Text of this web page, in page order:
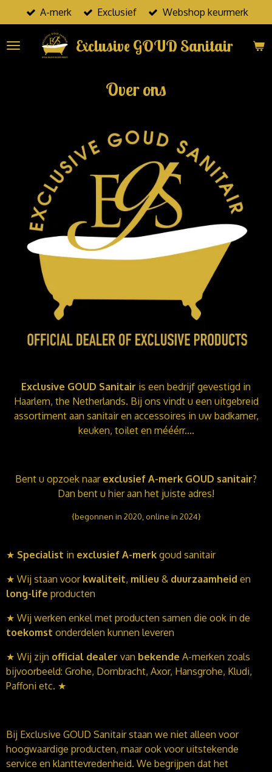
direct
naar
Exclusive GOUD Sanitair
A-merk Exclusief Webshop keurmerk
Over ons
Exclusive GOUD Sanitair is een bedrijf gevestigd in
Haarlem, the Netherlands. Bij ons vindt u een uitgebreid
assortiment aan sanitair en accessoires in uw badkamer,
keuken, toilet en mééérr....
Bent u opzoek naar exclusief A-merk GOUD sanitair?
Dan bent u hier aan het juiste adres!
{begonnen in 2020, online in 2024}
★ Specialist in exclusief A-merk goud sanitair
★ Wij staan voor kwaliteit, milieu & duurzaamheid en
long-life producten
★ Wij werken enkel met producten samen die ook in de
toekomst onderdelen kunnen leveren
★ Wij zijn official dealer van bekende A-merken zoals
bijvoorbeeld: Grohe, Dornbracht, Axor, Hansgrohe, Kludi,
Paffoni etc. ★
Bij Exclusive GOUD Sanitair staan we niet alleen voor
hoogwaardige producten, maar ook voor uitstekende
service en klanttevredenheid. We begrijpen dat het